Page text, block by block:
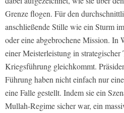
Grenze flogen. Für den
anschließende Stille wie ein Sturm
oder eine abgebrochene Mission. In
einer Meisterleistung in
Kriegsführung gleichkommt.
Führung haben nicht einfach nur
eine Falle gestellt. Indem sie ein
Mullah-Regime sicher war, ein